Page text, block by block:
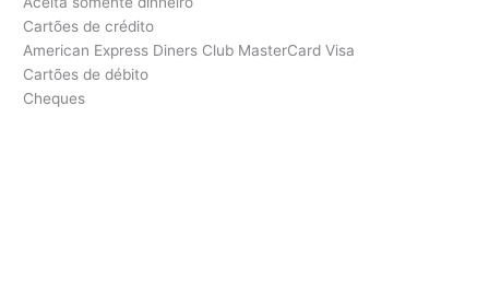
Cartões de crédito
American Express Diners Club MasterCard Visa
Cartões de débito
Cheques